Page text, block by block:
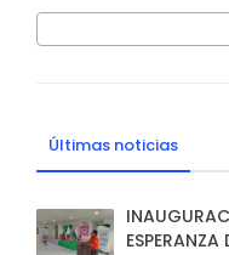
Últimas noticias
ESPERANZA